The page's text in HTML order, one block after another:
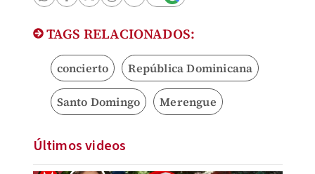
TAGS RELACIONADOS:
concierto República Dominicana
Santo Domingo Merengue
Últimos videos